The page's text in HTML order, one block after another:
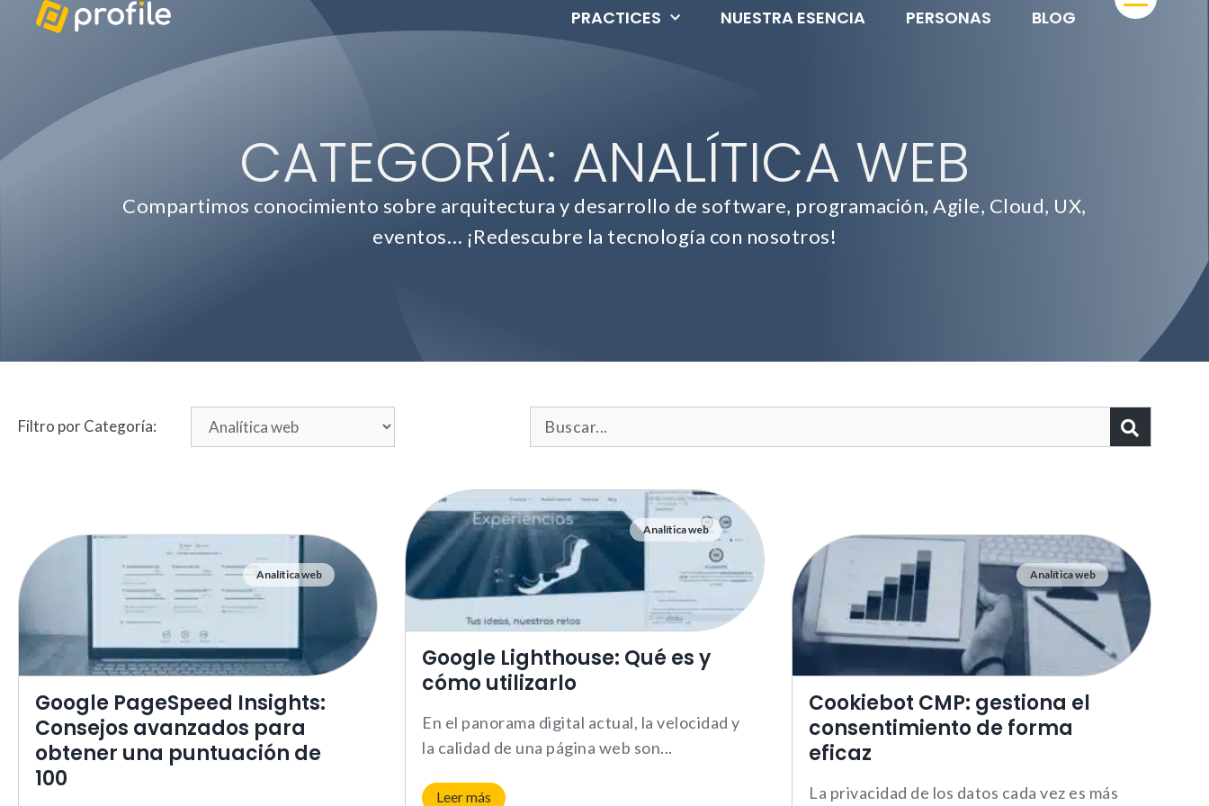
PRACTICES NUESTRA ESENCIA PERSONAS BLOG
CATEGORÍA: ANALÍTICA WEB
Compartimos conocimiento sobre arquitectura y desarrollo de software, programación, Agile, Cloud, UX,
eventos… ¡Redescubre la tecnología con nosotros!
Filtro por Categoría:
Analítica web
Google PageSpeed Insights:
Consejos avanzados para
obtener una puntuación de
100
Analítica web
Google Lighthouse: Qué es y
cómo utilizarlo
En el panorama digital actual, la velocidad y
la calidad de una página web son
Leer más
Analítica web
Cookiebot CMP: gestiona el
consentimiento de forma
eficaz
La privacidad de los datos cada vez es más